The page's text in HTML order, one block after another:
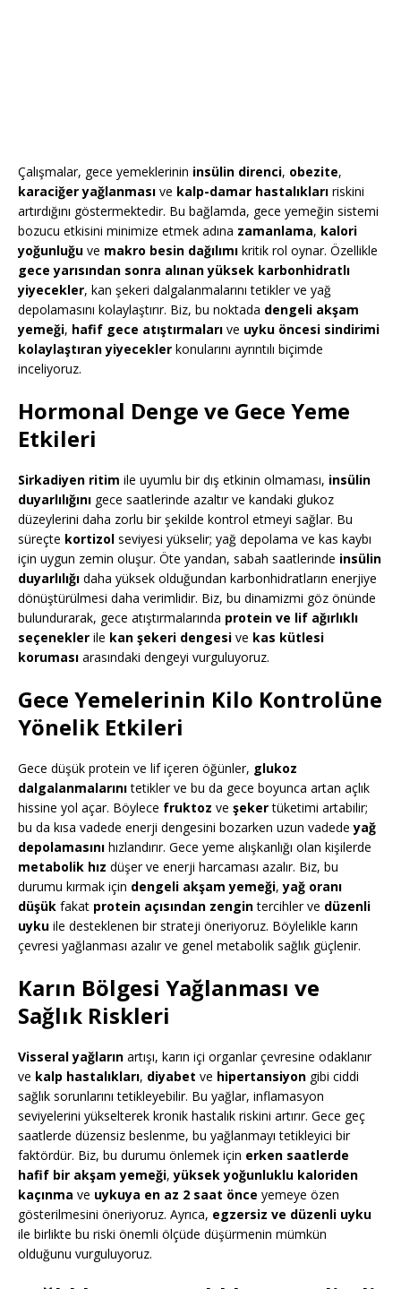
Çalışmalar, gece yemeklerinin insülin direnci, obezite,
karaciğer yağlanması ve kalp-damar hastalıkları riskini
artırdığını göstermektedir. Bu bağlamda, gece yemeğin sistemi
bozucu etkisini minimize etmek adına zamanlama, kalori
yoğunluğu ve makro besin dağılımı kritik rol oynar. Özellikle
gece yarısından sonra alınan yüksek karbonhidratlı
yiyecekler, kan şekeri dalgalanmalarını tetikler ve yağ
depolamasını kolaylaştırır. Biz, bu noktada dengeli akşam
yemeği, hafif gece atıştırmaları ve uyku öncesi sindirimi
kolaylaştıran yiyecekler konularını ayrıntılı biçimde
inceliyoruz.
Hormonal Denge ve Gece Yeme
Etkileri
Sirkadiyen ritim ile uyumlu bir dış etkinin olmaması, insülin
duyarlılığını gece saatlerinde azaltır ve kandaki glukoz
düzeylerini daha zorlu bir şekilde kontrol etmeyi sağlar. Bu
süreçte kortizol seviyesi yükselir; yağ depolama ve kas kaybı
için uygun zemin oluşur. Öte yandan, sabah saatlerinde insülin
duyarlılığı daha yüksek olduğundan karbonhidratların enerjiye
dönüştürülmesi daha verimlidir. Biz, bu dinamizmi göz önünde
bulundurarak, gece atıştırmalarında protein ve lif ağırlıklı
seçenekler ile kan şekeri dengesi ve kas kütlesi
koruması arasındaki dengeyi vurguluyoruz.
Gece Yemelerinin Kilo Kontrolüne
Yönelik Etkileri
Gece düşük protein ve lif içeren öğünler, glukoz
dalgalanmalarınıtetikler ve bu da gece boyunca artan açlık
hissine yol açar. Böylece fruktoz ve şekertüketimi artabilir;
bu da kısa vadede enerji dengesini bozarken uzun vadedeyağ
depolamasını hızlandırır. Gece yeme alışkanlığı olan kişilerde
metabolik hız düşer ve enerji harcaması azalır. Biz, bu
durumu kırmak için dengeli akşam yemeği,yağ oranı
düşük fakat protein açısından zengintercihler ve düzenli
uyku ile desteklenen bir strateji öneriyoruz. Böylelikle karın
çevresi yağlanması azalır ve genel metabolik sağlık güçlenir.
Karın Bölgesi Yağlanması ve
Sağlık Riskleri
Visseral yağların artışı, karın içi organlar çevresine odaklanır
ve kalp hastalıkları, diyabet ve hipertansiyon gibi ciddi
sağlık sorunlarını tetikleyebilir. Bu yağlar, inflamasyon
seviyelerini yükselterek kronik hastalık riskini artırır. Gece geç
saatlerde düzensiz beslenme, bu yağlanmayı tetikleyici bir
faktördür. Biz, bu durumu önlemek için erken saatlerde
hafif bir akşam yemeği,yüksek yoğunluklu kaloriden
kaçınma ve uykuya en az 2 saat önce yemeye özen
gösterilmesini öneriyoruz. Ayrıca, egzersiz ve düzenli uyku
ile birlikte bu riski önemli ölçüde düşürmenin mümkün
olduğunu vurguluyoruz.